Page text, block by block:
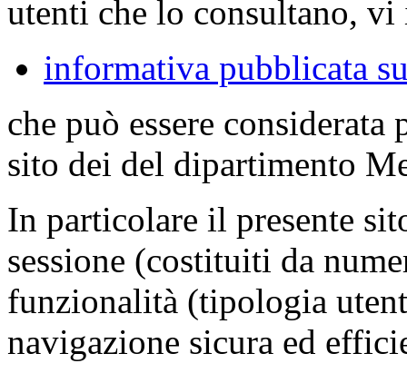
utenti che lo consultano,
informativa pubblicata
che può essere
sito dei del dipartimento
In particolare il presente
sessione (costituiti da
funzionalità (tipologia
navigazione sicura ed